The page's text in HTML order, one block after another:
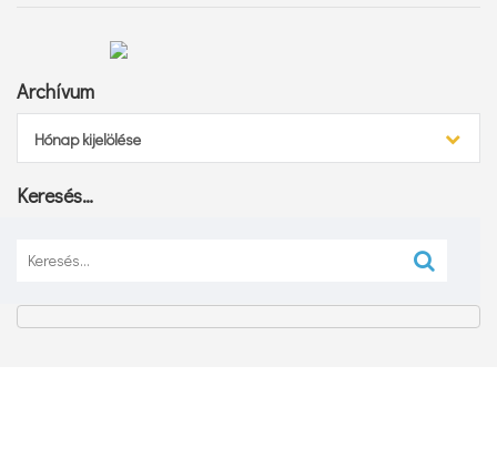
Archívum
Hónap kijelölése
Keresés…
Keresés: